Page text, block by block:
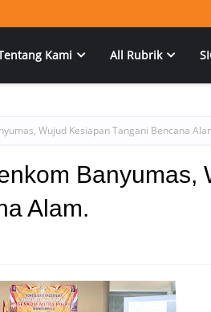
Kami All Rubrik
Wujud Kesiapan Tangani Bencana
Banyumas,
Alam.